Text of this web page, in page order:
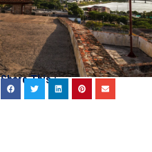
Share This :